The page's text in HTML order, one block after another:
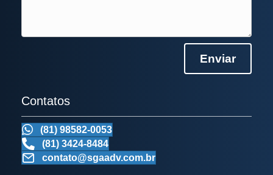
Enviar
Contatos
(81) 98582-0053
(81) 3424-8484
contato@sgaadv.com.br